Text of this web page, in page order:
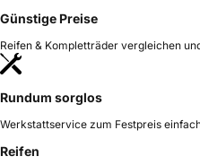
Günstige Preise
Reifen & Kompletträder vergleichen
Rundum sorglos
Werkstattservice zum Festpreis
Reifen